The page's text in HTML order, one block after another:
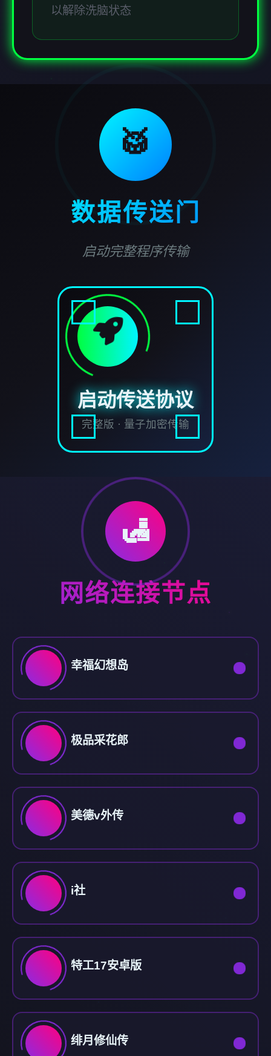
以解除洗脑状态
🥁
数据传送门
启动完整程序传输
启动传送协议
完整版 · 量子加密传输
🛃
网络连接节点
幸福幻想岛
极品采花郎
美德v外传
i社
特工17安卓版
绯月修仙传